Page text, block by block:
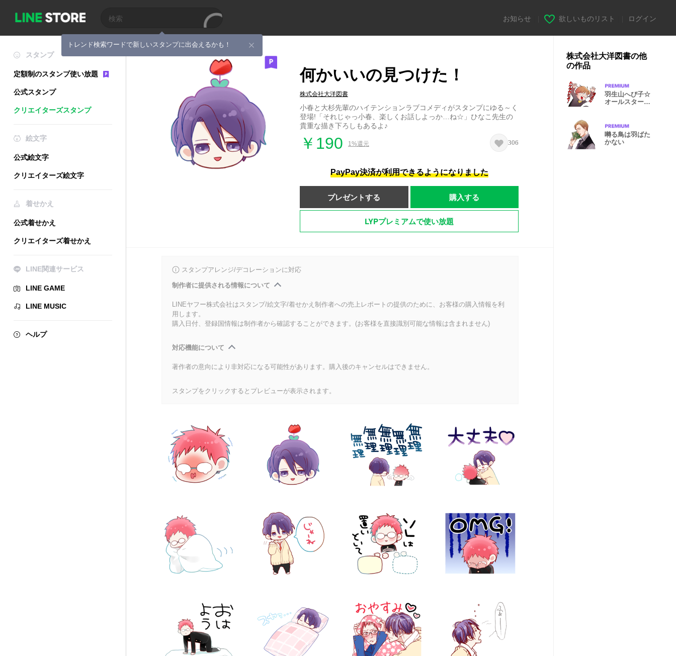
トレンド検索ワードで新しいスタンプに出会えるかも！
お知らせ 欲しいものリスト ログイン
スタンプ
定額制のスタンプ使い放題
公式スタンプ
クリエイターズスタンプ
絵文字
公式絵文字
クリエイターズ絵文字
着せかえ
公式着せかえ
クリエイターズ着せかえ
LINE関連サービス
LINE GAME
LINE MUSIC
ヘルプ
何かいいの見つけた！
株式会社大洋図書
小春と大杉先輩のハイテンションラブコメディがスタンプにゆる～く
登場!「それじゃっ小春、楽しくお話しよっか…ね☆」ひなこ先生の
貴重な描き下ろしもあるよ♪
￥190 1%還元 306
PayPay決済が利用できるようになりました
プレゼントする 購入する
LYPプレミアムで使い放題
スタンプアレンジ/デコレーションに対応
制作者に提供される情報について
LINEヤフー株式会社はスタンプ/絵文字/着せかえ制作者への売上レポートの提供のために、お客様の購入情報を利
用します。
購入日付、登録国情報は制作者から確認することができます。(お客様を直接識別可能な情報は含まれません)
対応機能について
著作者の意向により非対応になる可能性があります。購入後のキャンセルはできません。
スタンプをクリックするとプレビューが表示されます。
株式会社大洋図書の他
の作品
羽生山へび子☆
オールスター
囀る鳥は羽ばた
かない